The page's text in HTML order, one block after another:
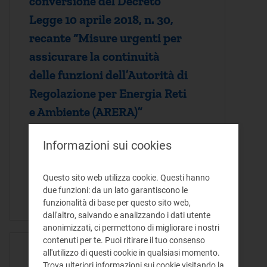
Legge 10 aprile 2018, n. 30,
recante “Misure urgenti per
assicurare la continuità
delle funzioni dell’Autorità di
Regolazione per Energia Reti
e Ambiente (ARERA)”
La Memoria contiene le principali
decreto legge 10 aprile 2018, n. 30,
recante "Misure urgenti per assicurare la…
ATTO MEMORIA - 28/09/2017
Informazioni sui cookies
Questo sito web utilizza cookie. Questi hanno
due funzioni: da un lato garantiscono le
funzionalità di base per questo sito web,
dall'altro, salvando e analizzando i dati utente
anonimizzati, ci permettono di migliorare i nostri
contenuti per te. Puoi ritirare il tuo consenso
all'utilizzo di questi cookie in qualsiasi momento.